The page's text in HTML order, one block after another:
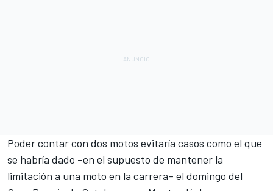
Poder contar con dos motos evitaría casos como el que
se habría dado –en el supuesto de mantener la
limitación a una moto en la carrera– el domingo del